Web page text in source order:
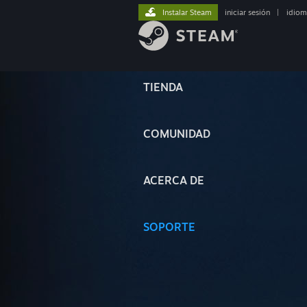
TIENDA
COMUNIDAD
ACERCA DE
SOPORTE
Instalar Steam iniciar sesión